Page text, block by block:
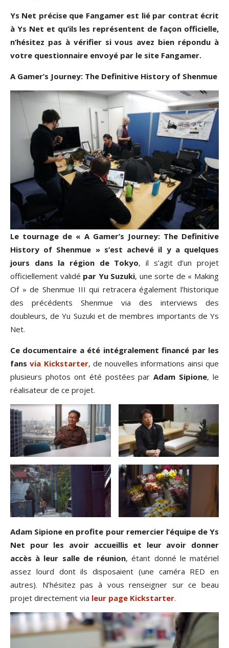
Ys Net précise que Fangamer est lié par contrat écrit
à Ys Net et qu’ils les représentent de façon officielle,
n’hésitez pas à vérifier si vous avez bien répondu à
votre questionnaire envoyé par le site Fangamer.
A Gamer’s Journey: The Definitive History of Shenmue
Le tournage de « A Gamer’s Journey: The Definitive
History of Shenmue » s’est achevé il y a quelques
jours dans la région de Tokyo, il s’agit d’un projet
officiellement validé par Yu Suzuki, une sorte de « Making
Of » de Shenmue III qui retracera également l’historique
des précédents Shenmue via des interviews des
doubleurs, de Yu Suzuki et de membres importants de Ys
Net.
Ce documentaire a été intégralement financé par les
fansvia Kickstarter, de nouvelles informations ainsi que
plusieurs photos ont été postées parAdam Sipione, le
réalisateur de ce projet.
Adam Sipione en profite pour remercier l’équipe de Ys
Net pour les avoir accueillis et leur avoir donner
accès à leur salle de réunion, étant donné le matériel
assez lourd dont ils disposaient (une caméra RED en
autres). N’hésitez pas à vous renseigner sur ce beau
projet directement via leur page Kickstarter.